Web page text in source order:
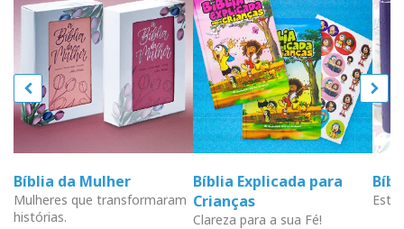
Bíblia da Mulher
Mulheres que transformaram
histórias.
Bíblia Explicada para
Crianças
Clareza para a sua Fé!